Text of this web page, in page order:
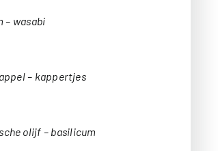
– wasabi
– kappertjes
olijf – basilicum